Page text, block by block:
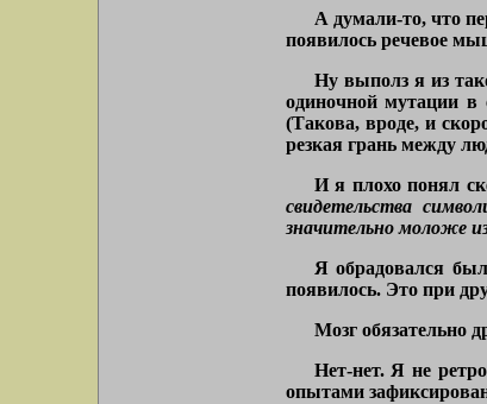
А думали-то, что
появилось речевое
Ну выполз я из
одиночной мутации в
(Такова, вроде, и
резкая грань между
И я плохо понял
свидетельства
значительно моложе
Я обрадовался
появилось. Это при
Мозг обязательно
Нет-нет. Я не
опытами